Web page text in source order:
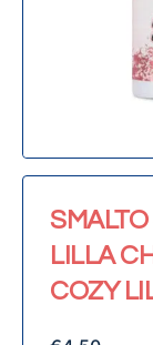
LILLA
COZY